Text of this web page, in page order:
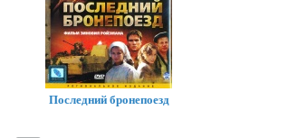
Последний бронепоезд